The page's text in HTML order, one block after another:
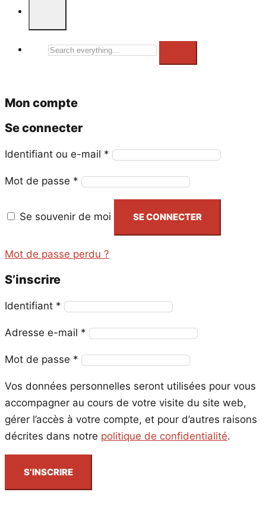
Search
Mon compte
Se connecter
Identifiant ou e-mail * Obligatoire
Mot de passe * Obligatoire
Se souvenir de moi SE CONNECTER
Mot de passe perdu ?
S’inscrire
Identifiant * Obligatoire
Adresse e-mail * Obligatoire
Mot de passe * Obligatoire
Vos données personnelles seront utilisées pour vous
accompagner au cours de votre visite du site web,
gérer l’accès à votre compte, et pour d’autres raisons
décrites dans notre politique de confidentialité.
S’INSCRIRE